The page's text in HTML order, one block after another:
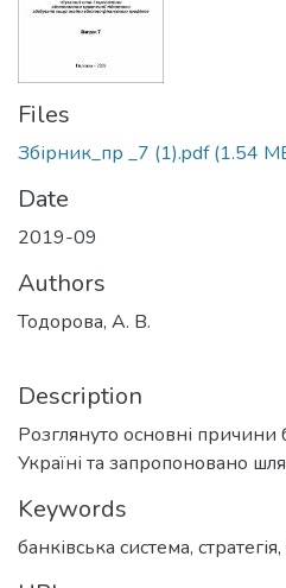
Files
Збірник_пр _7 (1).pdf(1.54
Date
2019-09
Authors
Тодорова, А. В.
Description
Розглянуто основні причини
Україні та запропоновано
Keywords
банківська система,